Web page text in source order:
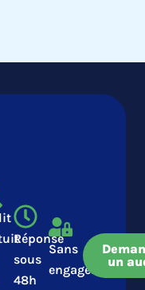
Réponse
sous
48h
Sans
engagement
un